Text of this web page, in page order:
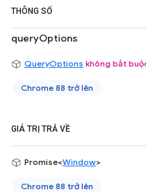
THÔNG SỐ
queryOptions
QueryOptions không bắt
Chrome 88 trở lên
GIÁ TRỊ TRẢ VỀ
Promise<Window>
Chrome 88 trở lên